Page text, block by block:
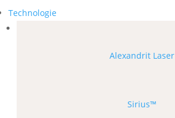
Technologie
Alexandrit Laser
Sirius™